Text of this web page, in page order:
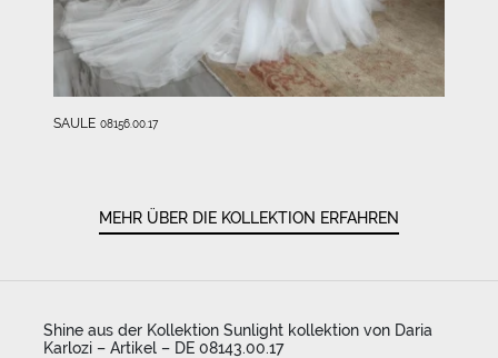
SAULE 08156.00.17
MEHR ÜBER DIE KOLLEKTION ERFAHREN
Shine aus der Kollektion Sunlight kollektion von Daria
Karlozi – Artikel – DE 08143.00.17